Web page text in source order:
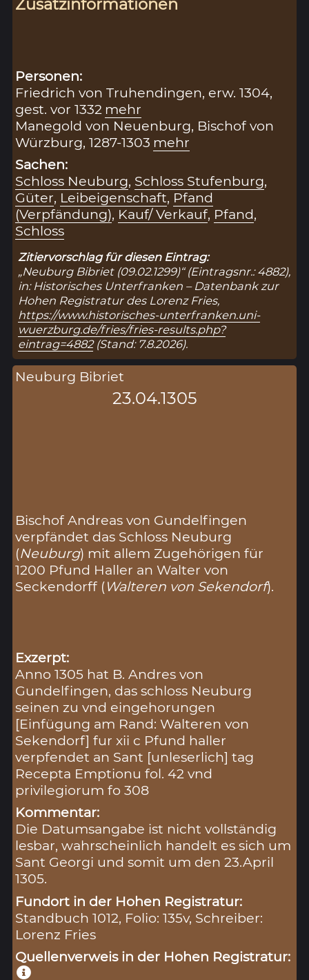
Zusatzinformationen
Personen:
Friedrich von Truhendingen, erw. 1304,
gest. vor 1332 mehr
Manegold von Neuenburg, Bischof von
Würzburg, 1287-1303 mehr
Sachen:
Schloss Neuburg, Schloss Stufenburg,
Güter, Leibeigenschaft, Pfand
(Verpfändung), Kauf/ Verkauf, Pfand,
Schloss
Zitiervorschlag für diesen Eintrag:
„Neuburg Bibriet (09.02.1299)“ (Eintragsnr.: 4882),
in: Historisches Unterfranken – Datenbank zur
Hohen Registratur des Lorenz Fries,
https://www.historisches-unterfranken.uni-
wuerzburg.de/fries/fries-results.php?
eintrag=4882(Stand: 7.8.2026).
Neuburg Bibriet
23.04.1305
Bischof Andreas von Gundelfingen
verpfändet das Schloss Neuburg
(Neuburg) mit allem Zugehörigen für
1200 Pfund Haller an Walter von
Seckendorff (Walteren von Sekendorf).
Exzerpt:
Anno 1305 hat B. Andres von
Gundelfingen, das schloss Neuburg
seinen zu vnd eingehorungen
[Einfügung am Rand: Walteren von
Sekendorf] fur xii c Pfund haller
verpfendet an Sant [unleserlich] tag
Recepta Emptionu fol. 42 vnd
privilegiorum fo 308
Kommentar:
Die Datumsangabe ist nicht vollständig
lesbar, wahrscheinlich handelt es sich um
Sant Georgi und somit um den 23.April
1305.
Fundort in der Hohen Registratur:
Standbuch 1012, Folio: 135v, Schreiber:
Lorenz Fries
Quellenverweis in der Hohen Registratur: